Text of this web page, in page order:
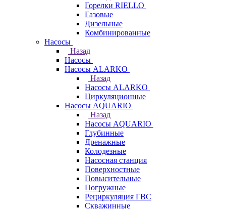
Горелки RIELLO
Газовые
Дизельные
Комбинированные
Насосы
Назад
Насосы
Насосы ALARKO
Назад
Насосы ALARKO
Циркуляционные
Насосы AQUARIO
Назад
Насосы AQUARIO
Глубинные
Дренажные
Колодезные
Насосная станция
Поверхностные
Повысительные
Погружные
Рециркуляция ГВС
Скважинные